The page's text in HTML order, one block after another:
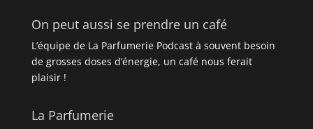
On peut aussi se prendre un café
L’équipe de La Parfumerie Podcast à souvent besoin
de grosses doses d’énergie, un café nous ferait
plaisir !
La Parfumerie